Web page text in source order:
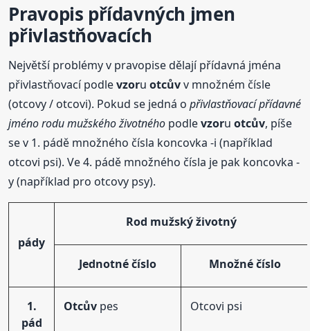
Pravopis přídavných jmen
přivlastňovacích
Největší problémy v pravopise dělají přídavná jména
přivlastňovací podlevzoruotcůvv množném čísle
(otcovy / otcovi). Pokud se jedná opřivlastňovací přídavné
jméno rodu mužského životného podlevzoruotcův, píše
se v 1. pádě množného čísla koncovka -i (například
otcovi psi). Ve 4. pádě množného čísla je pak koncovka -
y (například pro otcovy psy).
pády
Rod mužský životný
Jednotné číslo Množné číslo
1.
pád
Otcův pes Otcovi psi